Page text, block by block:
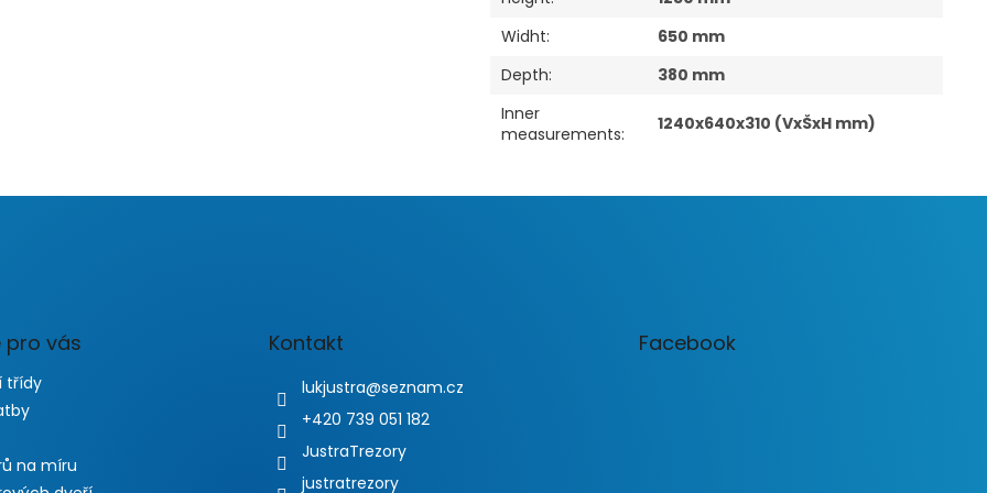
Widht:
650 mm
Depth:
380 mm
Inner
measurements: 1240x640x310 (VxŠxH mm)
pro vás
třídy
na míru
Kontakt
lukjustra@seznam.cz
+420 739 051 182
JustraTrezory
justratrezory
Facebook